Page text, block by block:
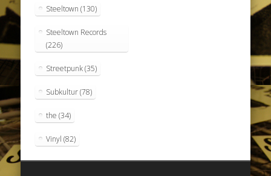
Steeltown (130)
Steeltown Records
(226)
Streetpunk(35)
Subkultur(78)
the (34)
Vinyl (82)